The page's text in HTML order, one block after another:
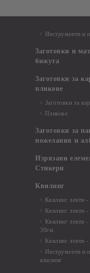
Инструменти и
Заготовки и
бижута
Заготовки за
пликове
Заготовки за
Пликове
Заготовки за
пожелания и
Изрязани
Стикери
Квилинг
Квилинг ленти
Квилинг ленти
Квилинг ленти
30см.
Квилинг ленти
Инструменти и
квилинг